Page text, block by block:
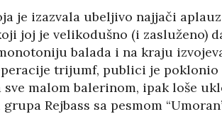
je izazvala ubeljivo najjači
joj je velikodušno (i zasluženo)
balada i na kraju
trijumf, publici je poklonio
malom balerinom, ipak loše
Rejbass sa pesmom